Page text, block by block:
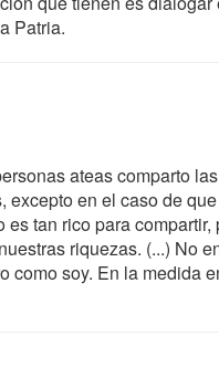
Patria.
ateas comparto
excepto en el caso de
tan rico para
riquezas. (...) No
como soy. En la medida